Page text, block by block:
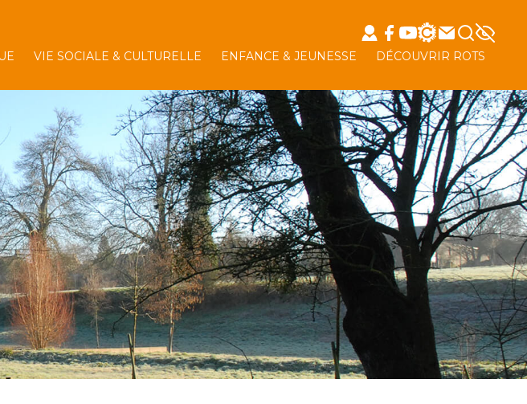
VIE SOCIALE & CULTURELLE ENFANCE & JEUNESSE DÉCOUVRIR ROTS